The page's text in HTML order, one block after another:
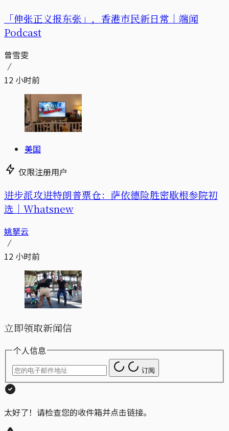
「伸张正义报东张」，香港市民新日常｜端闻
Podcast
曾雪雯
12 小时前
美国
仅限注册用户
进步派攻进特朗普票仓：萨依德险胜密歇根参院初
选｜Whatsnew
姚拏云
12 小时前
立即领取新闻信
个人信息
订阅
太好了！请检查您的收件箱并点击链接。